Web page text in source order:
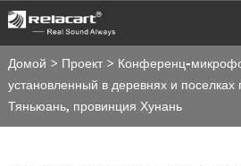
Домой > Проект> Конференц-
установленный в деревнях и поселках
Тяньюань, провинция Хунань